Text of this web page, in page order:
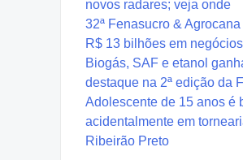
novos radares; veja onde
32ª Fenasucro &
R$ 13 bilhões em negócios
Biogás, SAF e etanol
destaque na 2ª edição da
Adolescente de 15 anos é
acidentalmente em
Ribeirão Preto